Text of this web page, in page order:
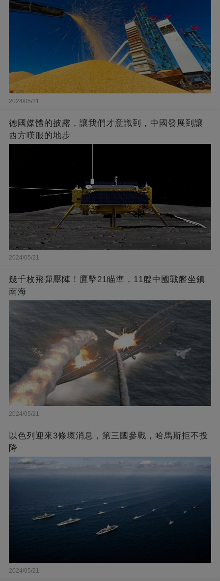
2024/05/21
德國媒體的披露，讓我們才意識到，中國發展到讓
西方嘆服的地步
2024/05/21
幾千枚飛彈壓陣！鷹擊21瞄準，11艘中國戰艦坐鎮
南海
2024/05/21
以色列迎來3條壞消息，第三國參戰，哈馬斯拒不投
降
2024/05/21